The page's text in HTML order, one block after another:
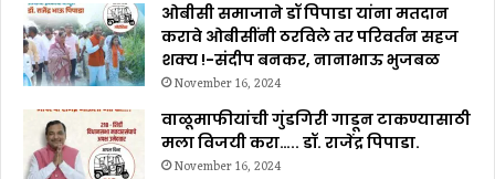
ओबीसी समाजाने डॉ पिपाडा यांना मतदान
करावे ओबीसींनी ठरविले तर परिवर्तन सहज
शक्य !-संदीप बनकर, नानाभाऊ भुजबळ
November 16, 2024
वाळूमाफीयांची गुंडगिरी गाडून टाकण्यासाठी
मला विजयी करा….. डॉ. राजेंद्र पिपाडा.
November 16, 2024